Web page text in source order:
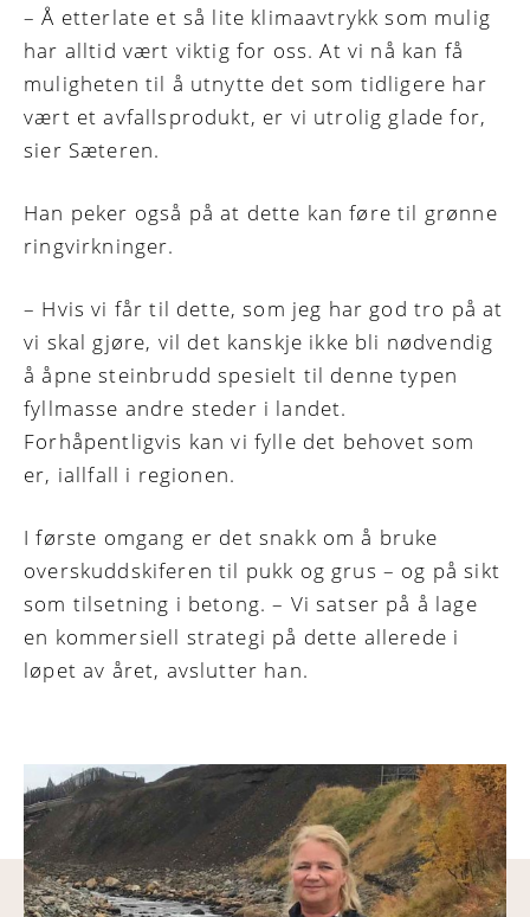
– Å etterlate et så lite klimaavtrykk som mulig
har alltid vært viktig for oss. At vi nå kan få
muligheten til å utnytte det som tidligere har
vært et avfallsprodukt, er vi utrolig glade for,
sier Sæteren.
Han peker også på at dette kan føre til grønne
ringvirkninger.
– Hvis vi får til dette, som jeg har god tro på at
vi skal gjøre, vil det kanskje ikke bli nødvendig
å åpne steinbrudd spesielt til denne typen
fyllmasse andre steder i landet.
Forhåpentligvis kan vi fylle det behovet som
er, iallfall i regionen.
I første omgang er det snakk om å bruke
overskuddskiferen til pukk og grus – og på sikt
som tilsetning i betong. – Vi satser på å lage
en kommersiell strategi på dette allerede i
løpet av året, avslutter han.